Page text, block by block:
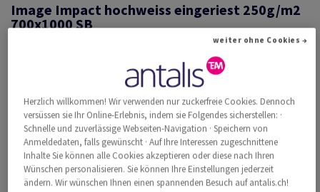
Image Impact hochweiss eingeriest 250g/m2
700x1000 SB
Image, Impact, hochweiss, holzfrei ECF, 250g/m2, 700mm x 1000mm,
B1, SB, Paket zu 125 Bogen/Blatt, FSC Mix Credit
Weitere Produktinformationen
Produkt weiterempfehlen
Katalogpreis inkl. MwSt.
CHF 2'657.10 34.98% Rabatt
Herzlich willkommen! Wir verwenden nur zuckerfreie Cookies. Dennoch
versüssen sie Ihr Online-Erlebnis, indem sie Folgendes sicherstellen: ·
Schnelle und zuverlässige Webseiten-Navigation · Speichern von
Anmeldedaten, falls gewünscht · Auf Ihre Interessen zugeschnittene
Inhalte Sie können alle Cookies akzeptieren oder diese nach Ihren
Wünschen personalisieren. Sie können Ihre Einstellungen jederzeit
ändern. Wir wünschen Ihnen einen spannenden Besuch auf antalis.ch!
weiter ohne Cookies →